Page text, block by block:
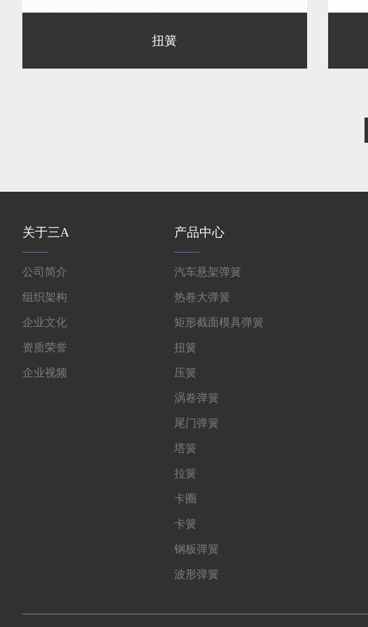
扭簧
关于三A
公司简介
组织架构
企业文化
资质荣誉
企业视频
产品中心
汽车悬架弹簧
热卷大弹簧
矩形截面模具弹簧
扭簧
压簧
涡卷弹簧
尾门弹簧
塔簧
拉簧
卡圈
卡簧
钢板弹簧
波形弹簧